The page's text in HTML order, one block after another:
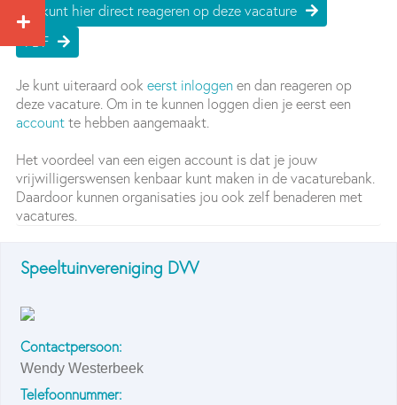
Je kunt hier direct reageren op deze vacature
PDF
Je kunt uiteraard ook eerst inloggenen dan reageren op
deze vacature. Om in te kunnen loggen dien je eerst een
accountte hebben aangemaakt.
Het voordeel van een eigen account is dat je jouw
vrijwilligerswensen kenbaar kunt maken in de vacaturebank.
Daardoor kunnen organisaties jou ook zelf benaderen met
vacatures.
Speeltuinvereniging DVV
Contactpersoon:
Wendy Westerbeek
Telefoonnummer: